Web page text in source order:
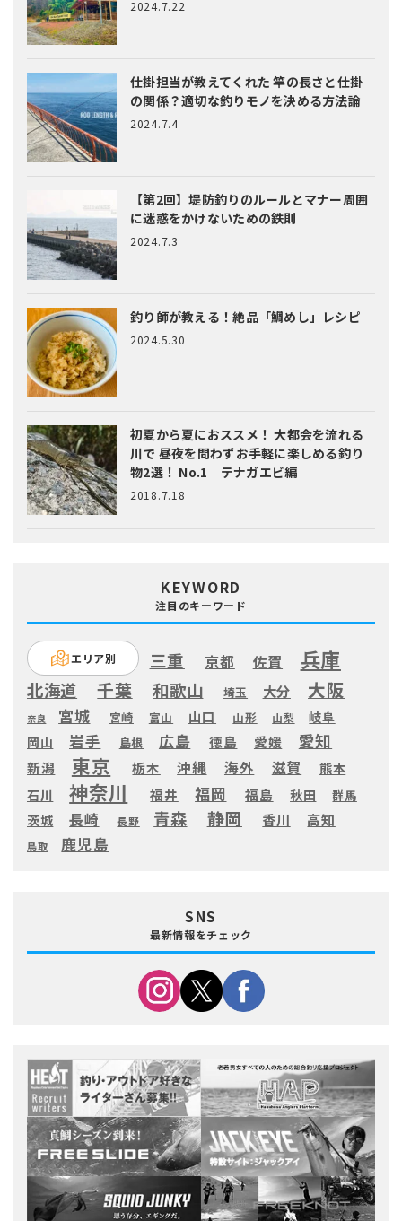
2024.7.22
仕掛担当が教えてくれた竿の長さと仕掛
の関係？適切な釣りモノを決める方法論
2024.7.4
【第2回】堤防釣りのルールとマナー周囲
に迷惑をかけないための鉄則
2024.7.3
釣り師が教える！絶品「鯛めし」レシピ
2024.5.30
初夏から夏におススメ！ 大都会を流れる
川で 昼夜を問わずお手軽に楽しめる釣り
物2選！ No.1 テナガエビ編
2018.7.18
KEYWORD
注目のキーワード
エリア別 三重 京都 佐賀 兵庫
北海道 千葉 和歌山 埼玉 大分 大阪
奈良 宮城 宮崎 富山 山口 山形 山梨
岐阜
岡山
岩手 島根 広島 徳島 愛媛 愛知
新潟 東京 栃木 沖縄 海外 滋賀
熊本
石川
神奈川 福井 福岡 福島 秋田 群馬
茨城 長崎 長野 青森 静岡 香川 高知
鳥取 鹿児島
SNS
最新情報をチェック